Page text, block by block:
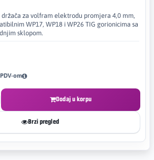
držača za volfram elektrodu promjera 4,0 mm,
WP17, WP18 i WP26 TIG gorionicima sa
sklopom.
om
Dodaj u korpu
Brzi pregled